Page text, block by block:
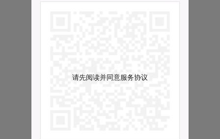
请先阅读并同意服务协议